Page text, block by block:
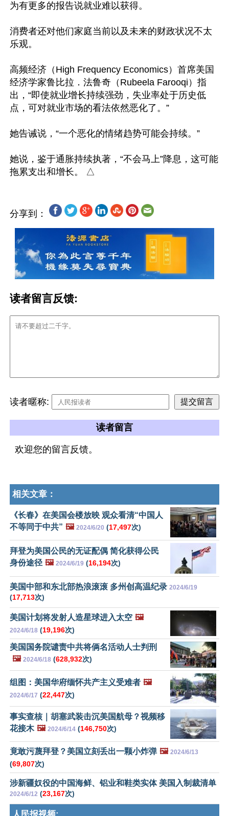
为有更多的报告说就业难以获得。
消费者还对他们家庭当前以及未来的财政状况不太
乐观。
高频经济（High Frequency Economics）首席美国
经济学家鲁比拉．法鲁奇（Rubeela Farooqi）指
出，“即使就业增长持续强劲，失业率处于历史低
点，可对就业市场的看法依然恶化了。”
她告诫说，“一个恶化的情绪趋势可能会持续。”
她说，鉴于通胀持续执著，“不会马上”降息，这可能
分享到：
读者留言反馈:
读者暱称:
读者留言
欢迎您的留言反馈。
相关文章：
《长春》在美国会楼放映 观众看清“中国人
不等同于中共” 🖼️ 2024/6/20 (17,497次)
拜登为美国公民的无证配偶 简化获得公民
身份途径 🖼️ 2024/6/19 (16,194次)
美国中部和东北部热浪滚滚 多州创高温纪录 2024/6/19
(17,713次)
美国计划将发射人造星球进入太空 🖼️
2024/6/18 (19,196次)
美国国务院谴责中共将俩名活动人士判刑
🖼️ 2024/6/18 (628,932次)
组图：美国华府缅怀共产主义受难者 🖼️
2024/6/17 (22,447次)
事实查核｜胡塞武装击沉美国航母？视频移
花接木 🖼️ 2024/6/14 (146,750次)
竟敢污蔑拜登？美国立刻丢出一颗小炸弹 🖼️ 2024/6/13
(69,807次)
涉新疆奴役的中国海鲜、铝业和鞋类实体 美国入制裁清单
2024/6/12 (23,167次)